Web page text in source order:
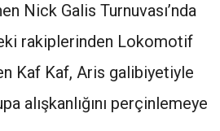
Nick Galis Turnuvası’nda
rakiplerinden Lokomotif
Kaf Kaf, Aris galibiyetiyle
alışkanlığını perçinlemeye